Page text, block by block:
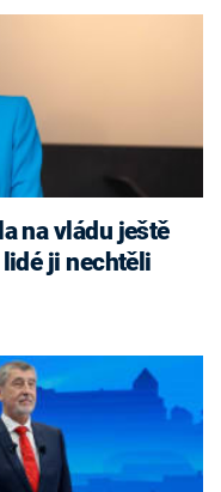
na vládu ještě
ji nechtěli